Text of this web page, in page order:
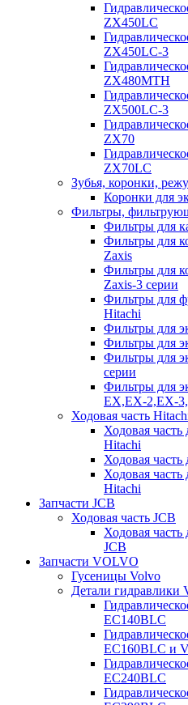
ZX450LC
ZX450LC-3
ZX480MTH
ZX500LC-3
ZX70
ZX70LC
Зубья, коронки,
Коронки для
Фильтры,
Фильтры для
Фильтры для
Zaxis
Фильтры для
Zaxis-3 серии
Фильтры для
Hitachi
Фильтры для
Фильтры для
Фильтры для
серии
Фильтры для
EX,EX-2,EX-
Ходовая часть
Ходовая часть
Hitachi
Ходовая
Ходовая часть
Hitachi
Запчасти JCB
Ходовая часть JCB
Ходовая часть
JCB
Запчасти VOLVO
Гусеницы Volvo
Детали гидравлики
EC140BLC
EC160BLC и
EC240BLC